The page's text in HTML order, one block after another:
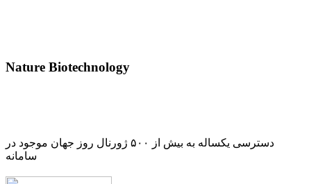
Nature Biotechnology
دسترسی یکساله به بیش از ۵۰۰ ژورنال روز جهان موجود در
سامانه